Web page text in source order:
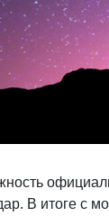
В итоге с